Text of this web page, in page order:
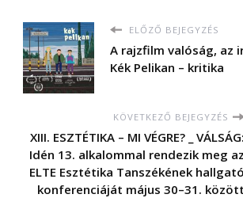
ELŐZŐ BEJEGYZÉS
A rajzfilm valóság, az
Kék Pelikan – kritika
KÖVETKEZŐ BEJEGYZÉS
XIII. ESZTÉTIKA – MI VÉGRE? _ VÁLSÁG:
Idén 13. alkalommal rendezik meg az
ELTE Esztétika Tanszékének hallgató
konferenciáját május 30–31. között